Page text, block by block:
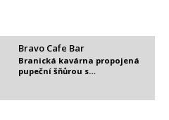
Bravo Cafe Bar
Branická kavárna propojená
pupeční šňůrou s…